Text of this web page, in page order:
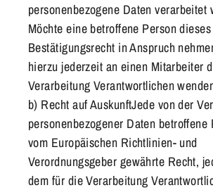
personenbezogene Daten verarbeitet
Möchte eine betroffene Person dieses
Bestätigungsrecht in Anspruch
hierzu jederzeit an einen Mitarbeiter
Verarbeitung Verantwortlichen
b) Recht auf AuskunftJede von der
personenbezogener Daten betroffene
vom Europäischen Richtlinien- und
Verordnungsgeber gewährte Recht,
dem für die Verarbeitung